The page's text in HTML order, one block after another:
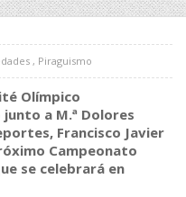
, Piraguismo
Olímpico
a M.ª Dolores
Francisco Javier
Campeonato
se celebrará en